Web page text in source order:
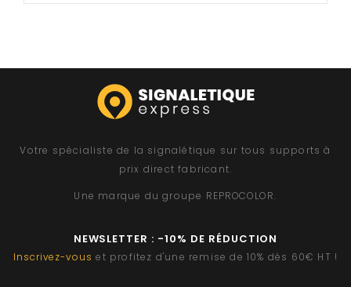
Votre spécialiste de la signalétique sur tous supports à
prix direct fabricant.
Une marque du groupe REPROCOLOR.
NEWSLETTER : -10% DE RÉDUCTION
Inscrivez-vous et profitez d'une remise de 10% dès 60€ HT !